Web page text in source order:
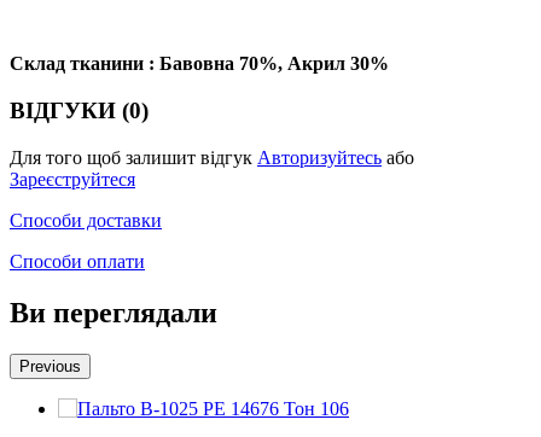
Склад тканини : Бавовна 70%, Акрил 30%
ВІДГУКИ (0)
Для того щоб залишит відгук Авторизуйтесь або
Зареєструйтеся
Способи доставки
Способи оплати
Ви переглядали
Previous